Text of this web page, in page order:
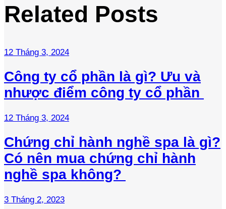
Related Posts
12 Tháng 3, 2024
Công ty cổ phần là gì? Ưu và
nhược điểm công ty cổ phần
12 Tháng 3, 2024
Chứng chỉ hành nghề spa là gì?
Có nên mua chứng chỉ hành
nghề spa không?
3 Tháng 2, 2023